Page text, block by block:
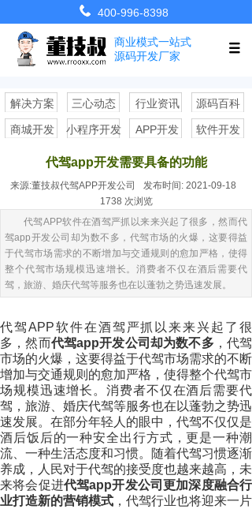
400-996-8398
商业模式一站式
源码开发厂家
解决方案 行业资讯
三心动态 源码百科
小程序开发 APP开发 软件开发
商城开发
代驾app开发需要具备的功能
来源:董技叔代驾APP开发公司 发布时间: 2021-09-18
1738 次浏览
代驾APP软件在酒驾严抓以来来兴起了很多，然而代
驾app开发公司却为数不多，代驾市场的火爆，这要得益
于代驾市场需求的不断增加与交通规则的愈加严格，使得
整个代驾市场规模迅速增长。消费者不仅在酒后需要代
驾，旅游、婚庆代驾等服务也在以蓬勃之势迅速发展。
代驾APP软件在酒驾严抓以来来兴起了很
多，然而代驾app开发公司却为数不多，代驾
市场的火爆，这要得益于代驾市场需求的不断
增加与交通规则的愈加严格，使得整个代驾市
场规模迅速增长。消费者不仅在酒后需要代
驾，旅游、婚庆代驾等服务也在以蓬勃之势迅
速发展。在部分年轻人的眼中，代驾不仅仅是
酒后饭后的一种安全出行方式，更是一种潮
流、一种生活态度和习惯。随着代驾习惯逐渐
养成，人民对于代驾的接受度也越来越高，未
来将会促进代驾app开发公司更加深度融合行
业打造新的营销模式 ，代驾行业也将迎来一片